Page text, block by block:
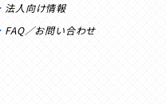
法人向け情報
FAQ／お問い合わせ